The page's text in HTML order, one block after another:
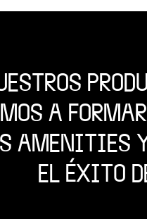
A
AMENITIES
EL ÉXITO